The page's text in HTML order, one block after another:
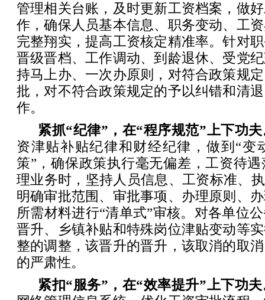
管理相关台账，及时更新工资档案，做
作，确保人员基本信息、职务变动、工
完整翔实，提高工资核定精准率。针对
晋级晋档、工作调动、到龄退休、受党
持马上办、一次办原则，对符合政策规
批，对不符合政策规定的予以纠错和清
作。
紧抓“纪律”，在“程序规范”上下功
资津贴补贴纪律和财经纪律，做到“变
策”，确保政策执行毫无偏差，工资待
理业务时，坚持人员信息、工资标准、
明确审批范围、审批事项、办理原则、
所需材料进行“清单式”审核。对各单位
晋升、乡镇补贴和特殊岗位津贴变动等
整的调整，该晋升的晋升，该取消的取
的严肃性。
紧扣“服务”，在“效率提升”上下功